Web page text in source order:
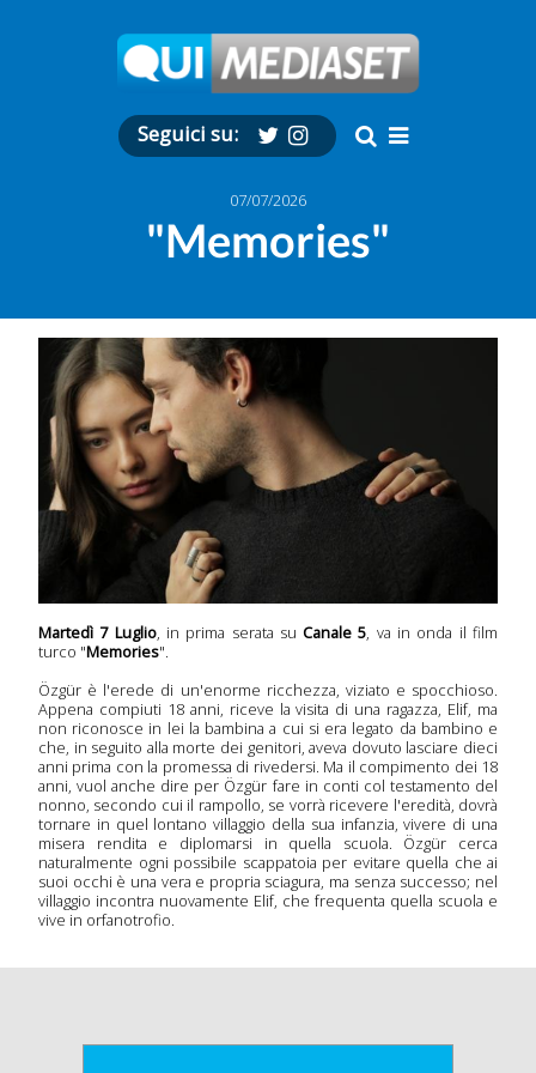
serie
Seguici su:
07/07/2026
"Memories"
Martedì 7 Luglio, in prima serata suCanale 5, va in onda il film
turco "Memories".
Özgür è l'erede di un'enorme ricchezza, viziato e spocchioso.
Appena compiuti 18 anni, riceve la visita di una ragazza, Elif, ma
non riconosce in lei la bambina a cui si era legato da bambino e
che, in seguito alla morte dei genitori, aveva dovuto lasciare dieci
anni prima con la promessa di rivedersi. Ma il compimento dei 18
anni, vuol anche dire per Özgür fare in conti col testamento del
nonno, secondo cui il rampollo, se vorrà ricevere l'eredità, dovrà
tornare in quel lontano villaggio della sua infanzia, vivere di una
misera rendita e diplomarsi in quella scuola. Özgür cerca
naturalmente ogni possibile scappatoia per evitare quella che ai
suoi occhi è una vera e propria sciagura, ma senza successo; nel
villaggio incontra nuovamente Elif, che frequenta quella scuola e
vive in orfanotrofio.